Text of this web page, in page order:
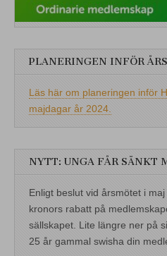
PLANERINGEN INFÖR
Läs här om planeringen inför
majdagar år 2024.
NYTT: UNGA FÅR SÄNKT
Enligt beslut vid årsmötet i
kronors rabatt på
sällskapet. Lite längre ner på
25 år gammal swisha din